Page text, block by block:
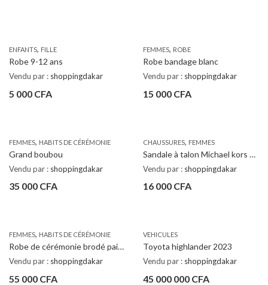
ENFANTS, FILLE
Robe 9-12 ans
Vendu par : shoppingdakar
5 000 CFA
FEMMES, ROBE
Robe bandage blanc
Vendu par : shoppingdakar
15 000 CFA
FEMMES, HABITS DE CÉRÉMONIE
Grand boubou
Vendu par : shoppingdakar
35 000 CFA
CHAUSSURES, FEMMES
Sandale à talon Michael kors original
Vendu par : shoppingdakar
16 000 CFA
FEMMES, HABITS DE CÉRÉMONIE
Robe de cérémonie brodé paillette
Vendu par : shoppingdakar
55 000 CFA
VEHICULES
Toyota highlander 2023
Vendu par : shoppingdakar
45 000 000 CFA